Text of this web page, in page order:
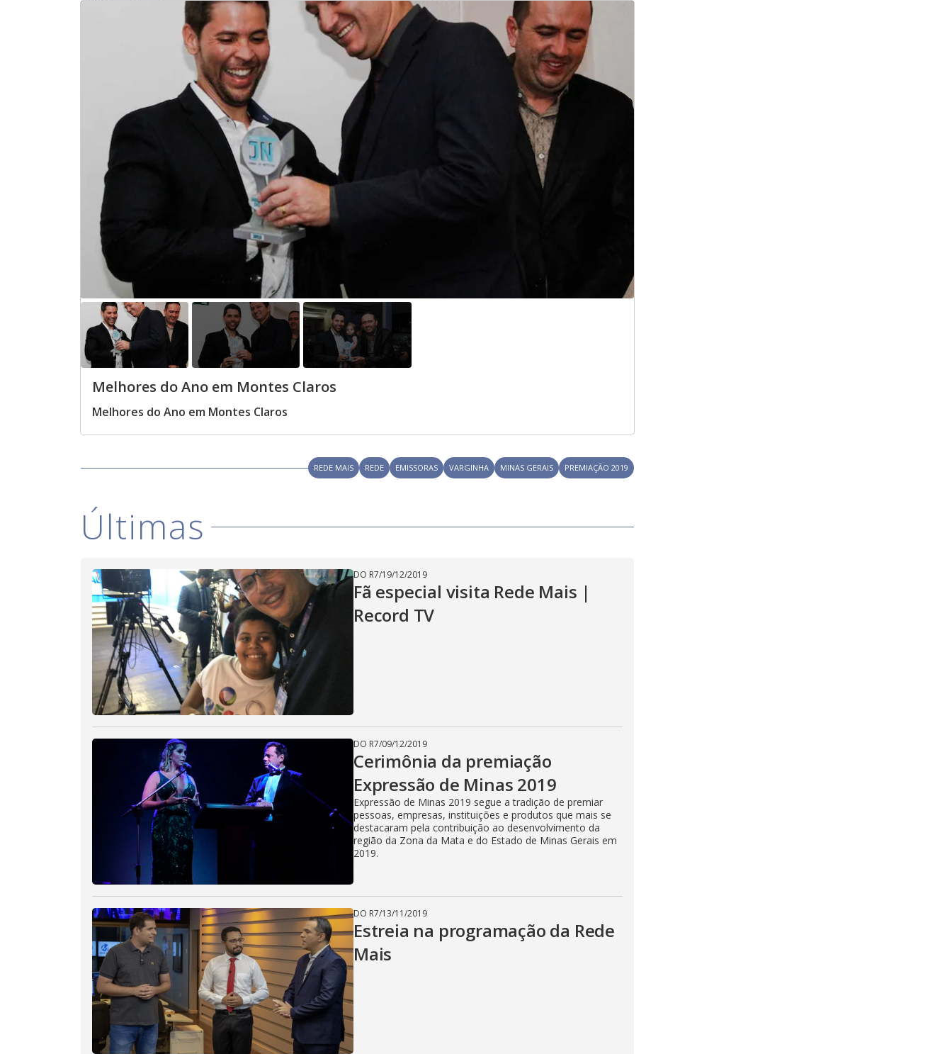
Opens in new window
Melhores do Ano em Montes Claros
Melhores do Ano em Montes Claros
REDE MAIS REDE EMISSORAS VARGINHA MINAS GERAIS PREMIAÇÃO 2019
Últimas
DO R7/19/12/2019
Fã especial visita Rede Mais |
Record TV
DO R7/09/12/2019
Cerimônia da premiação
Expressão de Minas 2019
Expressão de Minas 2019 segue a tradição de premiar
pessoas, empresas, instituições e produtos que mais se
destacaram pela contribuição ao desenvolvimento da
região da Zona da Mata e do Estado de Minas Gerais em
2019.
DO R7/13/11/2019
Estreia na programação da Rede
Mais